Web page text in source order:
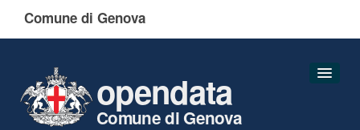
Comune di Genova
opendata
Comune di Genova